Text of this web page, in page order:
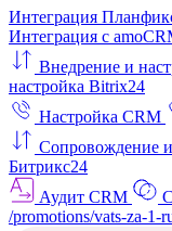
Интеграция
Интеграция с
Внедрение и
настройка Bitrix24
Настройка CRM
Сопровождение
Битрикс24
Аудит CRM
/promotions/vats-za-1-